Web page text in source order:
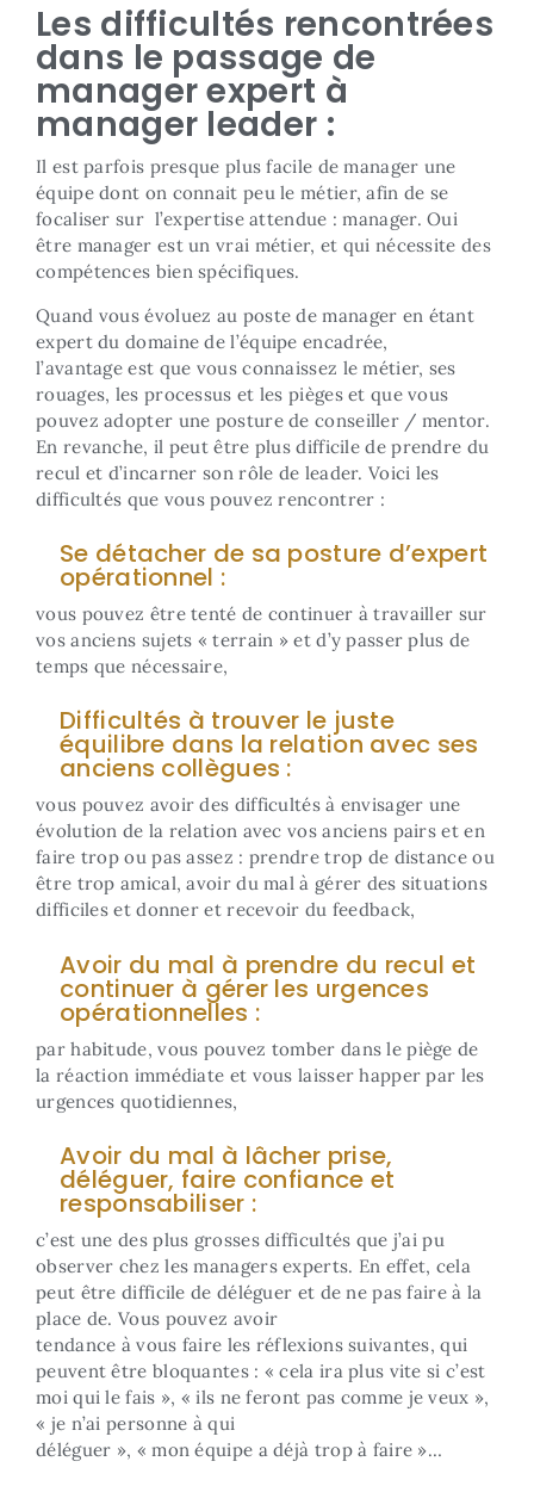
Les difficultés rencontrées
dans le passage de
manager expert à
manager leader :
Il est parfois presque plus facile de manager une
équipe dont on connait peu le métier, afin de se
focaliser sur l’expertise attendue : manager. Oui
être manager est un vrai métier, et qui nécessite des
compétences bien spécifiques.
Quand vous évoluez au poste de manager en étant
expert du domaine de l’équipe encadrée,
l’avantage est que vous connaissez le métier, ses
rouages, les processus et les pièges et que vous
pouvez adopter une posture de conseiller / mentor.
En revanche, il peut être plus difficile de prendre du
recul et d’incarner son rôle de leader. Voici les
difficultés que vous pouvez rencontrer :
Se détacher de sa posture d’expert
opérationnel :
vous pouvez être tenté de continuer à travailler sur
vos anciens sujets « terrain » et d’y passer plus de
temps que nécessaire,
Difficultés à trouver le juste
équilibre dans la relation avec ses
anciens collègues :
vous pouvez avoir des difficultés à envisager une
évolution de la relation avec vos anciens pairs et en
faire trop ou pas assez : prendre trop de distance ou
être trop amical, avoir du mal à gérer des situations
difficiles et donner et recevoir du feedback,
Avoir du mal à prendre du recul et
continuer à gérer les urgences
opérationnelles :
par habitude, vous pouvez tomber dans le piège de
la réaction immédiate et vous laisser happer par les
urgences quotidiennes,
Avoir du mal à lâcher prise,
déléguer, faire confiance et
responsabiliser :
c’est une des plus grosses difficultés que j’ai pu
observer chez les managers experts. En effet, cela
peut être difficile de déléguer et de ne pas faire à la
place de. Vous pouvez avoir
tendance à vous faire les réflexions suivantes, qui
peuvent être bloquantes : « cela ira plus vite si c’est
moi qui le fais », « ils ne feront pas comme je veux »,
« je n’ai personne à qui
déléguer », « mon équipe a déjà trop à faire »…